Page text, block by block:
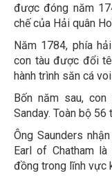
được đóng năm
chế của Hải quân
Năm 1784, phía
con tàu được đổi
hành trình săn cá
Bốn năm sau,
Sanday. Toàn bộ
Ông Saunders
Earl of Chatham
đồng trong lĩnh vực